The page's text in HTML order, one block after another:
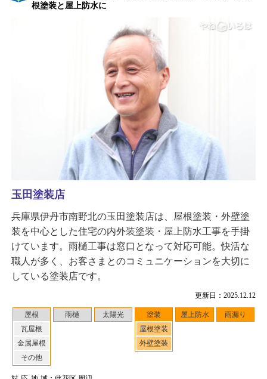
根塗装と屋上防水に
更新日：2025.12.12
屋根
瓦屋根
金属屋根
その他
雨樋 太陽光
塗装
屋根塗装
外壁塗装
屋上防水 雨漏り
玉田塗装店
兵庫県伊丹市南野北の玉田塗装店は、屋根塗装・外壁塗
装を中心とした住宅の内外装塗装・屋上防水工事を手掛
けています。雨樋工事は窓口となって対応可能。快活な
職人が多く、お客さまとのコミュニケーションを大切に
している塗装店です。